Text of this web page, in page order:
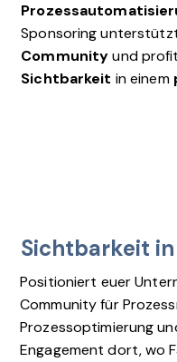
Sichtbarkeit
Positioniert euer
Community für
Prozessoptimierung
Engagement dort, wo
Sponsoring
Communityund
Sichtbarkeit in einem